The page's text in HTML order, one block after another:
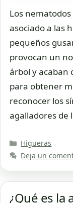
Los
asociado a las
pequeños
provocan un
árbol y acaban
para obtener
reconocer los
agalladores de
Categorías
Higueras
Deja un
¿Qué es la